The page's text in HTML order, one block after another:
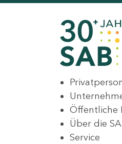
Öffentliche
Über die
Service